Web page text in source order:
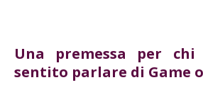
Una premessa per
sentito parlare di Game